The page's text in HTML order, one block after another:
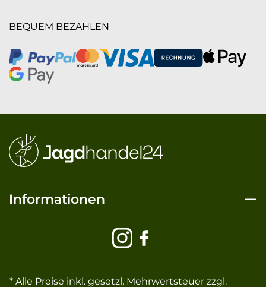
BEQUEM BEZAHLEN
Informationen
* Alle Preise inkl. gesetzl. Mehrwertsteuer zzgl.